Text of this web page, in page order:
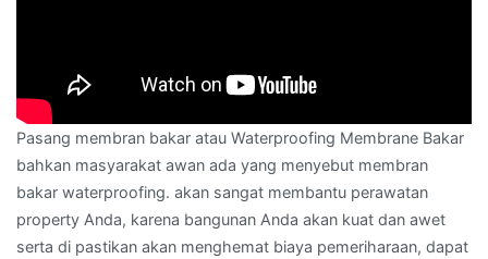
Pasang membran bakar atau Waterproofing Membrane Bakar
bahkan masyarakat awan ada yang menyebut membran
bakar waterproofing. akan sangat membantu perawatan
property Anda, karena bangunan Anda akan kuat dan awet
serta di pastikan akan menghemat biaya pemeriharaan, dapat